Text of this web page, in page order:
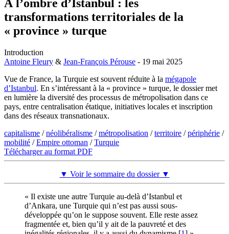
À l’ombre d’Istanbul : les
transformations territoriales de la
« province » turque
Introduction
Antoine Fleury & Jean-François Pérouse - 19 mai 2025
Vue de France, la Turquie est souvent réduite à la mégapole
d’Istanbul. En s’intéressant à la « province » turque, le dossier met
en lumière la diversité des processus de métropolisation dans ce
pays, entre centralisation étatique, initiatives locales et inscription
dans des réseaux transnationaux.
capitalisme /néolibéralisme /métropolisation /territoire /périphérie /
mobilité /Empire ottoman /Turquie
Télécharger au format PDF
▼ Voir le sommaire du dossier ▼
« Il existe une autre Turquie au-delà d’Istanbul et
d’Ankara, une Turquie qui n’est pas aussi sous-
développée qu’on le suppose souvent. Elle reste assez
fragmentée et, bien qu’il y ait de la pauvreté et des